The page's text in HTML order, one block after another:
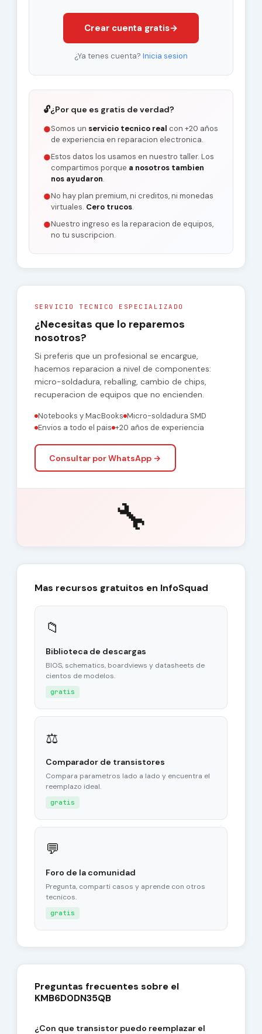
Crear cuenta gratis→
¿Ya tenes cuenta? Inicia sesion
🔓¿Por que es gratis de verdad?
●Somos un servicio tecnico real con +20 años
de experiencia en reparacion electronica.
●Estos datos los usamos en nuestro taller. Los
compartimos porque a nosotros tambien
nos ayudaron.
●No hay plan premium, ni creditos, ni monedas
virtuales. Cero trucos.
●Nuestro ingreso es la reparacion de equipos,
no tu suscripcion.
SERVICIO TECNICO ESPECIALIZADO
¿Necesitas que lo reparemos
nosotros?
Si preferis que un profesional se encargue,
hacemos reparacion a nivel de componentes:
micro-soldadura, reballing, cambio de chips,
recuperacion de equipos que no encienden.
Notebooks y MacBooks Micro-soldadura SMD
Envios a todo el pais +20 años de experiencia
Consultar por WhatsApp →
🔧
Mas recursos gratuitos en InfoSquad
📁
Biblioteca de descargas
BIOS, schematics, boardviews y datasheets de
cientos de modelos.
gratis
⚖
Comparador de transistores
Compara parametros lado a lado y encuentra el
reemplazo ideal.
gratis
💬
Foro de la comunidad
Pregunta, comparti casos y aprende con otros
tecnicos.
gratis
Preguntas frecuentes sobre el
KMB6D0DN35QB
¿Con que transistor puedo reemplazar el